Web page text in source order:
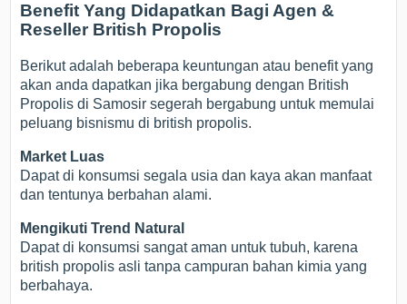
Benefit Yang Didapatkan Bagi Agen &
Reseller British Propolis
Berikut adalah beberapa keuntungan atau benefit yang
akan anda dapatkan jika bergabung dengan British
Propolis di Samosir segerah bergabung untuk memulai
peluang bisnismu di british propolis.
Market Luas
Dapat di konsumsi segala usia dan kaya akan manfaat
dan tentunya berbahan alami.
Mengikuti Trend Natural
Dapat di konsumsi sangat aman untuk tubuh, karena
british propolis asli tanpa campuran bahan kimia yang
berbahaya.